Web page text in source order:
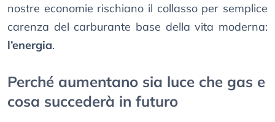
nostre economie rischiano il collasso per semplice
carenza del carburante base della vita moderna:
l’energia.
Perché aumentano sia luce che gas e
cosa succederà in futuro